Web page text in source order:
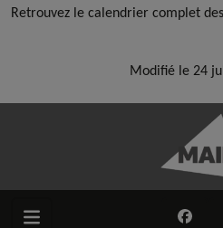
Retrouvez le calendrier complet
Modifié le 24